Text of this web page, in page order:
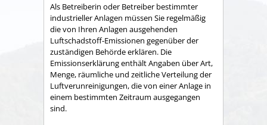
Als Betreiberin oder Betreiber bestimmter
industrieller Anlagen müssen Sie regelmäßig
die von Ihren Anlagen ausgehenden
Luftschadstoff-Emissionen gegenüber der
zuständigen Behörde erklären. Die
Emissionserklärung enthält Angaben über Art,
Menge, räumliche und zeitliche Verteilung der
Luftverunreinigungen, die von einer Anlage in
einem bestimmten Zeitraum ausgegangen
sind.